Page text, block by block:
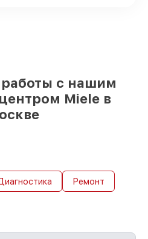
с нашим
Miele в
Ремонт